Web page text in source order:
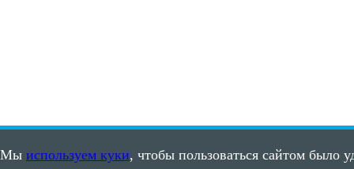
Мы используем куки, чтобы пользоваться сайтом было